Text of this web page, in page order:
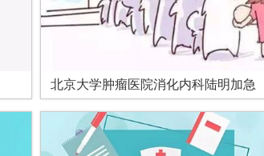
北京大学肿瘤医院消化内科陆明加急